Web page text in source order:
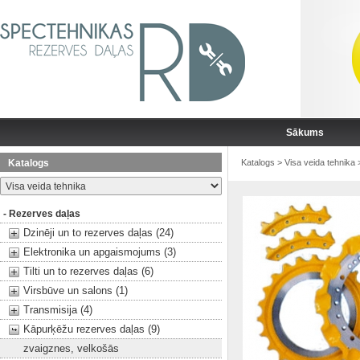
Sākums
Katalogs
- Rezerves daļas
Dzinēji un to rezerves daļas (24)
Elektronika un apgaismojums (3)
Tilti un to rezerves daļas (6)
Virsbūve un salons (1)
Transmisija (4)
Kāpurķēžu rezerves daļas (9)
zvaigznes, velkošās
Katalogs > Visa veida tehnika